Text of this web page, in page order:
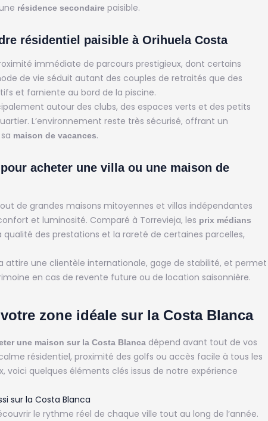
résidence secondaire paisible.
résidentiel paisible à Orihuela Costa
immédiate de parcours prestigieux, dont certains
de vie séduit autant des couples de retraités que des
et farniente au bord de la piscine.
autour des clubs, des espaces verts et des petits
L’environnement reste très sécurisé, offrant un
maison de vacances.
acheter une villa ou une maison de
de grandes maisons mitoyennes et villas indépendantes
et luminosité. Comparé à Torrevieja, les prix médians
des prestations et la rareté de certaines parcelles,
attire une clientèle internationale, gage de stabilité, et permet
en cas de revente future ou de location saisonnière.
zone idéale sur la Costa Blanca
une maison sur la Costa Blanca dépend avant tout de vos
résidentiel, proximité des golfs ou accès facile à tous les
voici quelques éléments clés issus de notre expérience
sur la Costa Blanca
le rythme réel de chaque ville tout au long de l’année.